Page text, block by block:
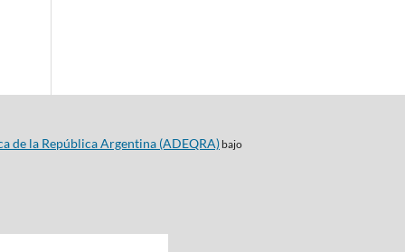
de la República Argentina (ADEQRA)bajo